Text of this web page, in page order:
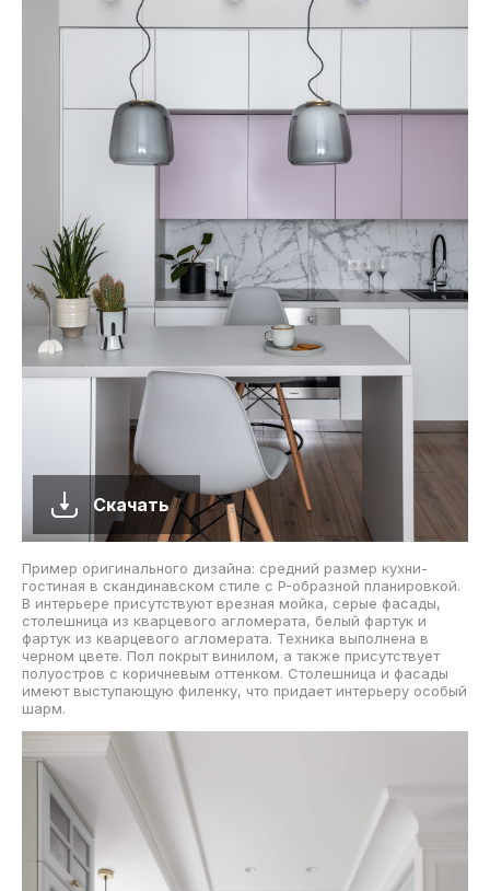
Скачать
Пример оригинального дизайна: средний размер кухни-
гостиная в скандинавском стиле с P-образной планировкой.
В интерьере присутствуют врезная мойка, серые фасады,
столешница из кварцевого агломерата, белый фартук и
фартук из кварцевого агломерата. Техника выполнена в
черном цвете. Пол покрыт винилом, а также присутствует
полуостров с коричневым оттенком. Столешница и фасады
имеют выступающую филенку, что придает интерьеру особый
шарм.